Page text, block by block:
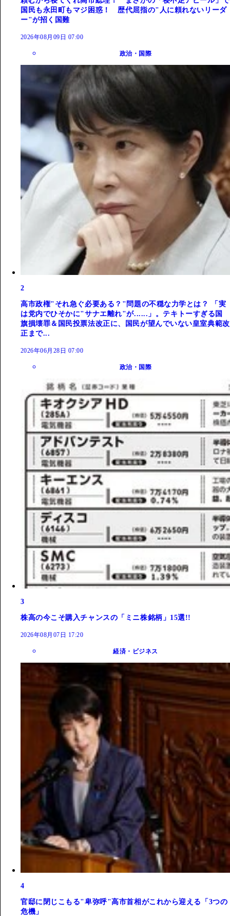
国民も永田町もマジ困惑！ 歴代屈指の"人に頼れないリーダ
ー"が招く国難
2026年08月09日 07:00
政治・国際
2
高市政権"それ急ぐ必要ある？"問題の不穏な力学とは？ 「実
は党内でひそかに"サナエ離れ"が......」。テキトーすぎる国
旗損壊罪＆国民投票法改正に、国民が望んでいない皇室典範改
正まで...
2026年06月28日 07:00
政治・国際
3
株高の今こそ購入チャンスの「ミニ株銘柄」15選!!
2026年08月07日 17:20
経済・ビジネス
4
官邸に閉じこもる"卑弥呼"高市首相がこれから迎える「3つの
危機」